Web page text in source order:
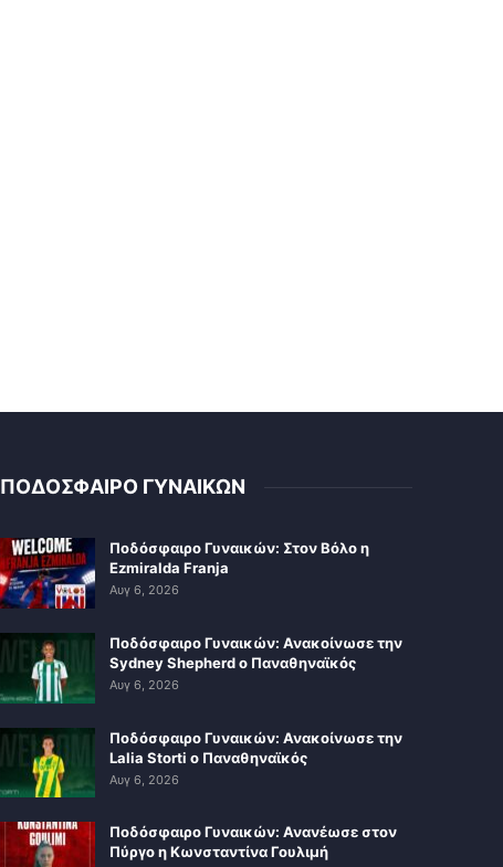
ΠΟΔΟΣΦΑΙΡΟ ΓΥΝΑΙΚΩΝ
Ποδόσφαιρο Γυναικών: Στον Βόλο η
Ezmiralda Franja
Αυγ 6, 2026
Ποδόσφαιρο Γυναικών: Ανακοίνωσε την
Sydney Shepherd ο Παναθηναϊκός
Αυγ 6, 2026
Ποδόσφαιρο Γυναικών: Ανακοίνωσε την
Lalia Storti ο Παναθηναϊκός
Αυγ 6, 2026
Ποδόσφαιρο Γυναικών: Ανανέωσε στον
Πύργο η Κωνσταντίνα Γουλιμή